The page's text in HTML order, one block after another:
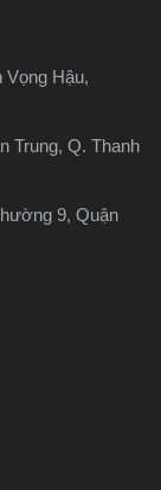
Vọng Hậu,
Trung, Q. Thanh
9, Quận